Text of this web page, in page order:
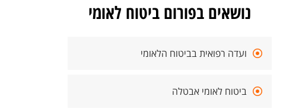
נושאים בפורום ביטוח לאומי
ועדה רפואית בביטוח הלאומי
ביטוח לאומי אבטלה